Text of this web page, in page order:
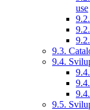
use
9.3.
9.4.
9.5.